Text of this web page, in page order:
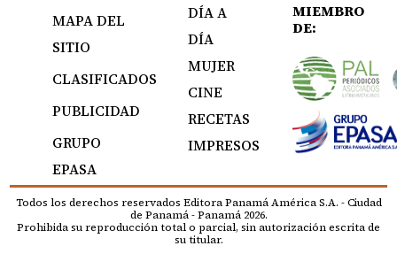
MAPA DEL
SITIO
CLASIFICADOS
PUBLICIDAD
GRUPO
EPASA
DÍA A
DÍA
MUJER
CINE
RECETAS
IMPRESOS
MIEMBRO
DE:
Todos los derechos reservados Editora Panamá América S.A. - Ciudad
de Panamá - Panamá 2026.
Prohibida su reproducción total o parcial, sin autorización escrita de
su titular.